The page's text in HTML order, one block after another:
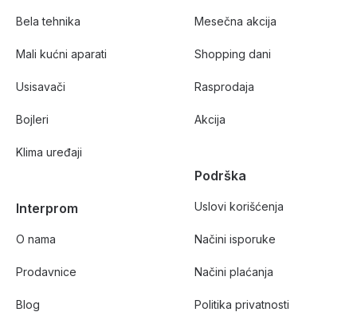
Bela tehnika
Mali kućni aparati
Usisavači
Bojleri
Klima uređaji
Interprom
O nama
Prodavnice
Blog
Mesečna akcija
Shopping dani
Rasprodaja
Akcija
Podrška
Uslovi korišćenja
Načini isporuke
Načini plaćanja
Politika privatnosti